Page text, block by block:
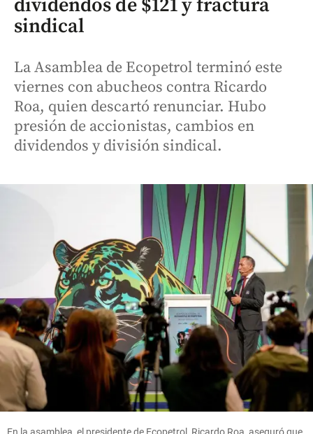
dividendos de $121 y fractura
sindical
La Asamblea de Ecopetrol terminó este
viernes con abucheos contra Ricardo
Roa, quien descartó renunciar. Hubo
presión de accionistas, cambios en
dividendos y división sindical.
En la asamblea, el presidente de Ecopetrol, Ricardo Roa, aseguró que